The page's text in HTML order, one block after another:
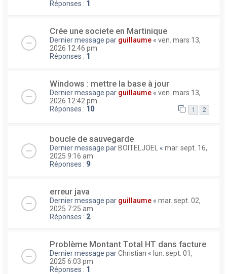
Réponses : 1
Crée une societe en Martinique
Dernier message par guillaume « ven. mars 13,
2026 12:46 pm
Réponses : 1
Windows : mettre la base à jour
Dernier message par guillaume « ven. mars 13,
2026 12:42 pm
Réponses : 10 1 2
boucle de sauvegarde
Dernier message par BOITELJOEL « mar. sept. 16,
2025 9:16 am
Réponses : 9
erreur java
Dernier message par guillaume « mar. sept. 02,
2025 7:25 am
Réponses : 2
Problème Montant Total HT dans facture
Dernier message parChristian « lun. sept. 01,
2025 6:03 pm
Réponses : 1